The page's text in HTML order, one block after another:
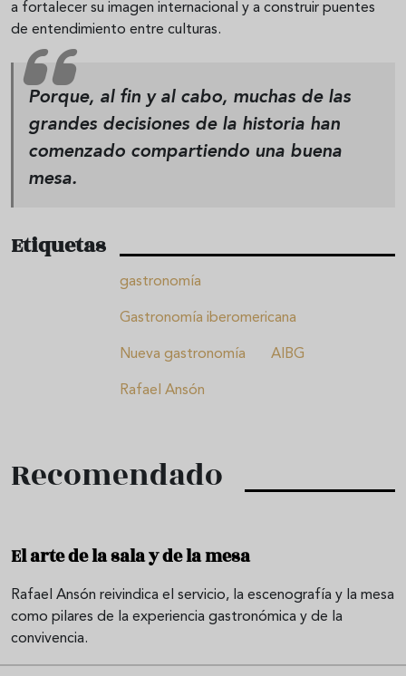
a fortalecer su imagen internacional y a construir puentes
de entendimiento entre culturas.
Porque, al fin y al cabo, muchas de las
grandes decisiones de la historia han
comenzado compartiendo una buena
mesa.
Etiquetas
gastronomía
Gastronomía iberomericana
Nueva gastronomía AIBG
Rafael Ansón
Recomendado
El arte de la sala y de la mesa
Rafael Ansón reivindica el servicio, la escenografía y la mesa
como pilares de la experiencia gastronómica y de la
convivencia.